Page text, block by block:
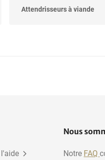
Attendrisseurs à viande
Nous
Notre FAQ